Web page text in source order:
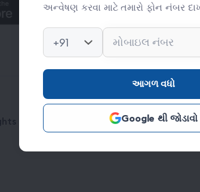
Reserved Credits:
અન્વેષણ કરવા માટે તમારો ફોન નંબર
+91
આગળ વધો
Google થી જોડાવો